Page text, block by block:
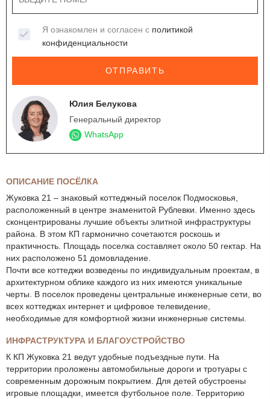
Я ознакомлен и согласен с политикой
конфиденциальности
ОТПРАВИТЬ
Юлия Белукова
Генеральный директор
WhatsApp
ОПИСАНИЕ ПОСЁЛКА
Жуковка 21 – знаковый коттеджный поселок Подмосковья,
расположенный в центре знаменитой Рублевки. Именно здесь
сконцентрированы лучшие объекты элитной инфраструктуры
района. В этом КП гармонично сочетаются роскошь и
практичность. Площадь поселка составляет около 50 гектар. На
них расположено 51 домовладение.
Почти все коттеджи возведены по индивидуальным проектам, в
архитектурном облике каждого из них имеются уникальные
черты. В поселок проведены центральные инженерные сети, во
всех коттеджах интернет и цифровое телевидение,
необходимые для комфортной жизни инженерные системы.
ИНФРАСТРУКТУРА И БЛАГОУСТРОЙСТВО
К КП Жуковка 21 ведут удобные подъездные пути. На
территории проложены автомобильные дороги и тротуары с
современным дорожным покрытием. Для детей обустроены
игровые площадки, имеется футбольное поле. Территорию